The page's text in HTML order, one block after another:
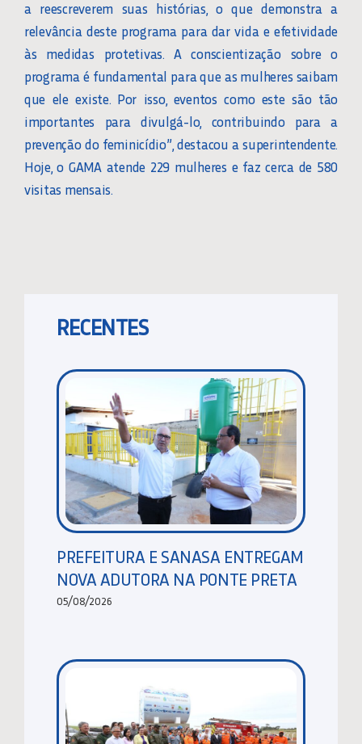
a reescreverem suas histórias, o que demonstra a
relevância deste programa para dar vida e efetividade
às medidas protetivas. A conscientização sobre o
programa é fundamental para que as mulheres saibam
que ele existe. Por isso, eventos como este são tão
importantes para divulgá-lo, contribuindo para a
prevenção do feminicídio”, destacou a superintendente.
Hoje, o GAMA atende 229 mulheres e faz cerca de 580
visitas mensais.
RECENTES
PREFEITURA E SANASA ENTREGAM
NOVA ADUTORA NA PONTE PRETA
05/08/2026